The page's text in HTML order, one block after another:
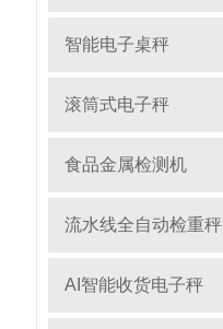
智能电子桌秤
滚筒式电子秤
食品金属检测机
流水线全自动检重秤
AI智能收货电子秤